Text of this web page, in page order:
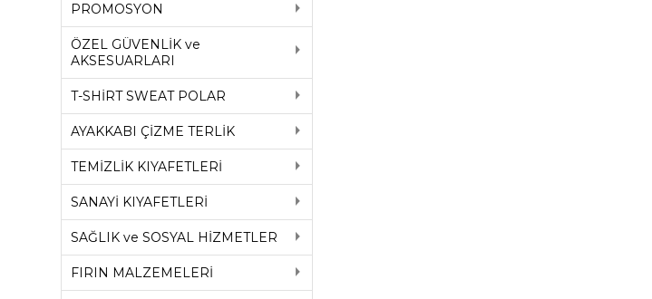
PROMOSYON
ÖZEL GÜVENLİK ve
AKSESUARLARI
T-SHİRT SWEAT POLAR
AYAKKABI ÇİZME TERLİK
TEMİZLİK KIYAFETLERİ
SANAYİ KIYAFETLERİ
SAĞLIK ve SOSYAL HİZMETLER
FIRIN MALZEMELERİ